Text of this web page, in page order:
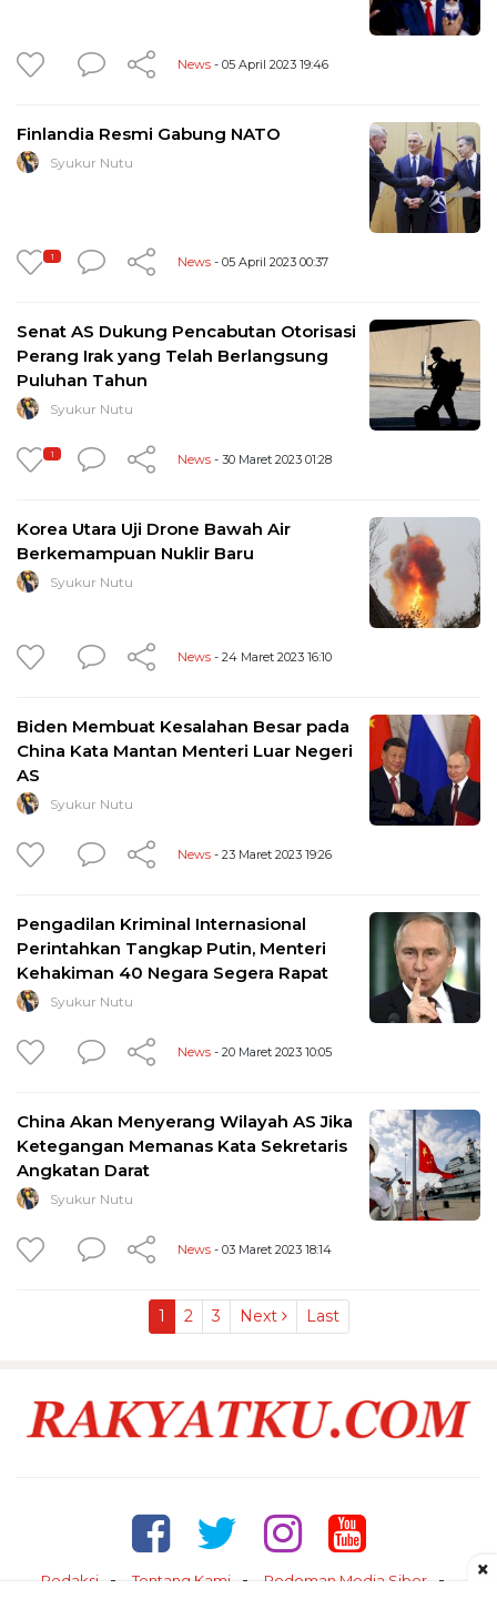
News - 05 April 2023 19:46
Finlandia Resmi Gabung NATO
Syukur Nutu
1 News - 05 April 2023 00:37
Senat AS Dukung Pencabutan Otorisasi
Perang Irak yang Telah Berlangsung
Puluhan Tahun
Syukur Nutu
1 News - 30 Maret 2023 01:28
Korea Utara Uji Drone Bawah Air
Berkemampuan Nuklir Baru
Syukur Nutu
News - 24 Maret 2023 16:10
Biden Membuat Kesalahan Besar pada
China Kata Mantan Menteri Luar Negeri
AS
Syukur Nutu
News - 23 Maret 2023 19:26
Pengadilan Kriminal Internasional
Perintahkan Tangkap Putin, Menteri
Kehakiman 40 Negara Segera Rapat
Syukur Nutu
News - 20 Maret 2023 10:05
China Akan Menyerang Wilayah AS Jika
Ketegangan Memanas Kata Sekretaris
Angkatan Darat
Syukur Nutu
News - 03 Maret 2023 18:14
1 2 3 Next Last
Redaksi Tentang Kami
Pedoman Media Siber
×